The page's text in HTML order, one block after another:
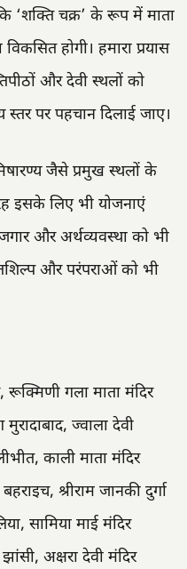
‘शक्ति चक्र’ के रूप में माता
होगी। हमारा प्रयास
और देवी स्थलों को
स्तर पर पहचान दिलाई जाए।
जैसे प्रमुख स्थलों के
इसके लिए भी योजनाएं
और अर्थव्यवस्था को भी
और परंपराओं को भी
रूक्मिणी गला माता मंदिर
ज्वाला देवी
काली माता मंदिर
श्रीराम जानकी दुर्गा
सामिया माई मंदिर
अक्षरा देवी मंदिर